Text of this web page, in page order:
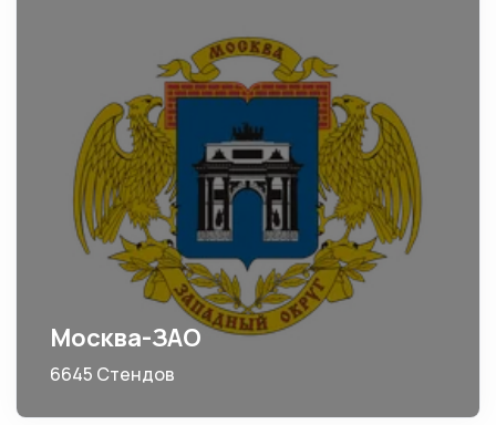
Москва-ЗАО
6645 Стендов